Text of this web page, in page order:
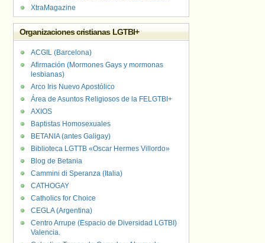
XtraMagazine
Organizaciones cristianas LGTBI+
ACGIL (Barcelona)
Afirmación (Mormones Gays y mormonas
lesbianas)
Arco Iris Nuevo Apostólico
Área de Asuntos Religiosos de la FELGTBI+
AXIOS
Baptistas Homosexuales
BETANIA (antes Galigay)
Biblioteca LGTTB «Oscar Hermes Villordo»
Blog de Betania
Cammini di Speranza (Italia)
CATHOGAY
Catholics for Choice
CEGLA (Argentina)
Centro Arrupe (Espacio de Diversidad LGTBI)
Valencia.